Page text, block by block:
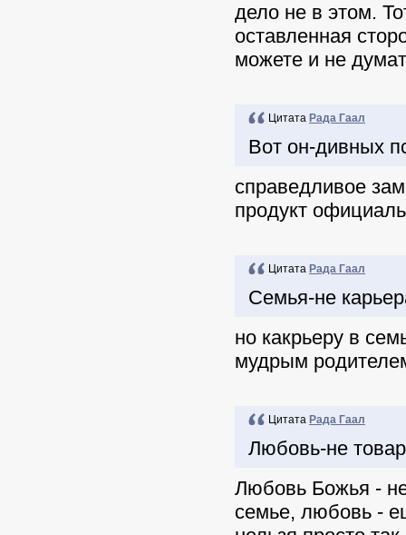
дело не в этом.
оставленная
можете и не
Цитата Рада Гаал
Вот он-дивных
справедливое
продукт
Цитата Рада Гаал
Семья-не
но какрьеру в
мудрым
Цитата Рада Гаал
Любовь-не
Любовь Божья -
семье, любовь -